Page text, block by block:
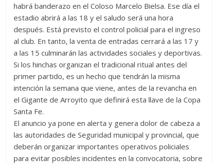
habrá banderazo en el Coloso Marcelo Bielsa. Ese día el
estadio abrirá a las 18 y el saludo será una hora
después. Está previsto el control policial para el ingreso
al club. En tanto, la venta de entradas cerrará a las 17 y
a las 15 culminarán las actividades sociales y deportivas.
Si los hinchas organizan el tradicional ritual antes del
primer partido, es un hecho que tendrán la misma
intención la semana que viene, antes de la revancha en
el Gigante de Arroyito que definirá esta llave de la Copa
Santa Fe.
El anuncio ya pone en alerta y genera dolor de cabeza a
las autoridades de Seguridad municipal y provincial, que
deberán organizar importantes operativos policiales
para evitar posibles incidentes en la convocatoria, sobre